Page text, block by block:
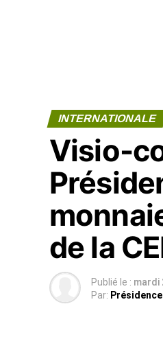
INTERNATIONALE
Visio-
de la
Publié le : mardi
Par: Présidence